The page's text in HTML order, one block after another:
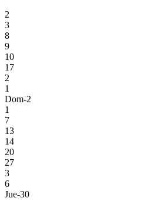
2
3
8
9
10
17
2
1
Dom-2
1
7
13
14
20
27
3
6
Jue-30